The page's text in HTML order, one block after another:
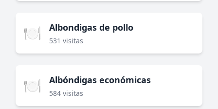
🍽️ Albondigas de pollo
531 visitas
🍽️ Albóndigas económicas
584 visitas